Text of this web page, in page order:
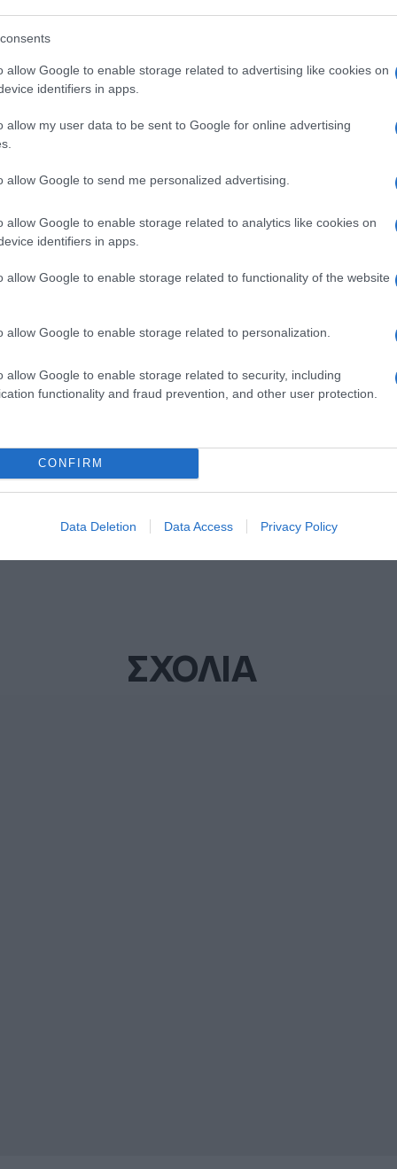
allow Google to enable storage related to advertising like cookies on
identifiers in apps.
allow my user data to be sent to Google for online advertising
allow Google to send me personalized advertising.
allow Google to enable storage related to analytics like cookies on
identifiers in apps.
allow Google to enable storage related to functionality of the website
allow Google to enable storage related to personalization.
allow Google to enable storage related to security, including
functionality and fraud prevention, and other user protection.
CONFIRM
Data Deletion Data Access Privacy Policy
πολωμένο μελτέμι ήταν ένα “από τα
50 χρόνων” – Η ανάρτηση Κολυδά
με 41,2 βαθμούς Κελσίου
διατάχθηκαν να εκκενώσουν το
Ινδία για λάθη και περιεχόμενο
ΣΧΟΛΙΑ